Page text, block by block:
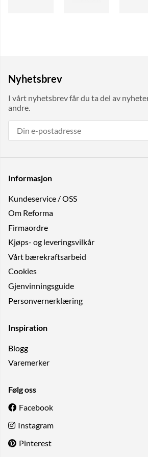
Nyhetsbrev
I vårt nyhetsbrev får du ta del av
andre.
Informasjon
Kundeservice / OSS
Om Reforma
Firmaordre
Kjøps- og leveringsvilkår
Vårt bærekraftsarbeid
Cookies
Gjenvinningsguide
Personvernerklæring
Inspiration
Blogg
Varemerker
Følg oss
Facebook
Instagram
Pinterest